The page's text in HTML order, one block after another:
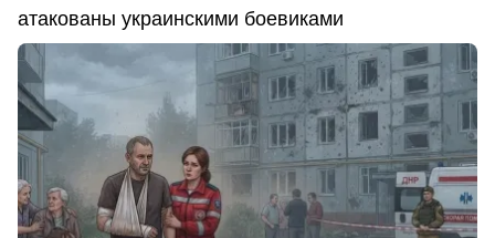
атакованы украинскими боевиками